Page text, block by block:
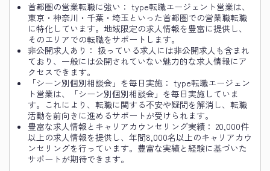
首都圏の営業転職に強い： type転職エージェント営業は、
東京・神奈川・千葉・埼玉といった首都圏での営業職転職
に特化しています。地域限定の求人情報を豊富に提供し、
そのエリアでの転職をサポートします。
非公開求人あり： 扱っている求人には非公開求人も含まれ
ており、一般には公開されていない魅力的な求人情報にア
クセスできます。
「シーン別個別相談会」を毎日実施： type転職エージェン
ト営業は、「シーン別個別相談会」を毎日実施していま
す。これにより、転職に関する不安や疑問を解消し、転職
活動を前向きに進めるサポートが受けられます。
豊富な求人情報とキャリアカウンセリング実績： 20,000件
以上の求人情報を提供し、年間8,000名以上のキャリアカウ
ンセリングを行っています。豊富な実績と経験に基づいた
サポートが期待できます。